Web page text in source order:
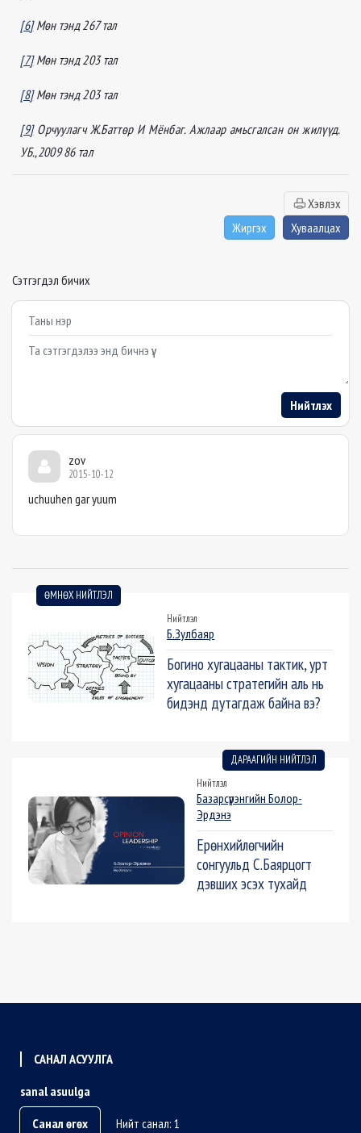
[6]Мөн тэнд 267 тал
[7]Мөн тэнд 203 тал
[8]Мөн тэнд 203 тал
[9]Орчуулагч Ж.Баттөр И Мёнбаг. Ажлаар амьсгалсан он жилүүд.
УБ.,2009 86 тал
Хэвлэх
Жиргэх
Хуваалцах
Сэтгэгдэл бичих
Example textarea
Нийтлэх
zov
2015-10-12
uchuuhen gar yuum
ӨМНӨХ НИЙТЛЭЛ
Нийтлэл
Б.Зулбаяр
Богино хугацааны тактик, урт
хугацааны стратегийн аль нь
бидэнд дутагдаж байна вэ?
ДАРААГИЙН НИЙТЛЭЛ
Нийтлэл
Базарсүрэнгийн Болор-
Эрдэнэ
Ерөнхийлөгчийн
сонгуульд С.Баярцогт
дэвших эсэх тухайд
САНАЛ АСУУЛГА
sanal asuulga
Санал өгөх
Нийт санал: 1